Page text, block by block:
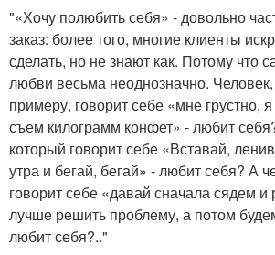
"«Хочу полюбить себя» - довольно
заказ: более того, многие клиенты
сделать, но не знают как. Потому что
любви весьма неоднозначно.
примеру, говорит себе «мне грустно,
съем килограмм конфет» - любит
который говорит себе «Вставай,
утра и бегай, бегай» - любит себя? А
говорит себе «давай сначала сядем и
лучше решить проблему, а потом
любит себя?.."